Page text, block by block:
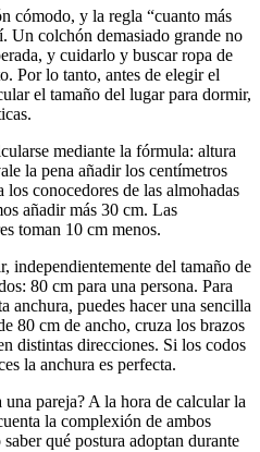
cómodo, y la regla “cuanto más
Un colchón demasiado grande no
y cuidarlo y buscar ropa de
Por lo tanto, antes de elegir el
el tamaño del lugar para dormir,
mediante la fórmula: altura
la pena añadir los centímetros
los conocedores de las almohadas
añadir más 30 cm. Las
toman 10 cm menos.
independientemente del tamaño de
80 cm para una persona. Para
anchura, puedes hacer una sencilla
80 cm de ancho, cruza los brazos
distintas direcciones. Si los codos
la anchura es perfecta.
pareja? A la hora de calcular la
la complexión de ambos
qué postura adoptan durante